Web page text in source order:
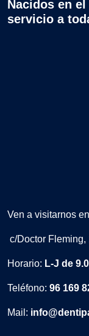
Nacidos en
servicio a
Ven a visitarnos
c/Doctor
Horario: L-J de
Teléfono: 96 169
Mail: